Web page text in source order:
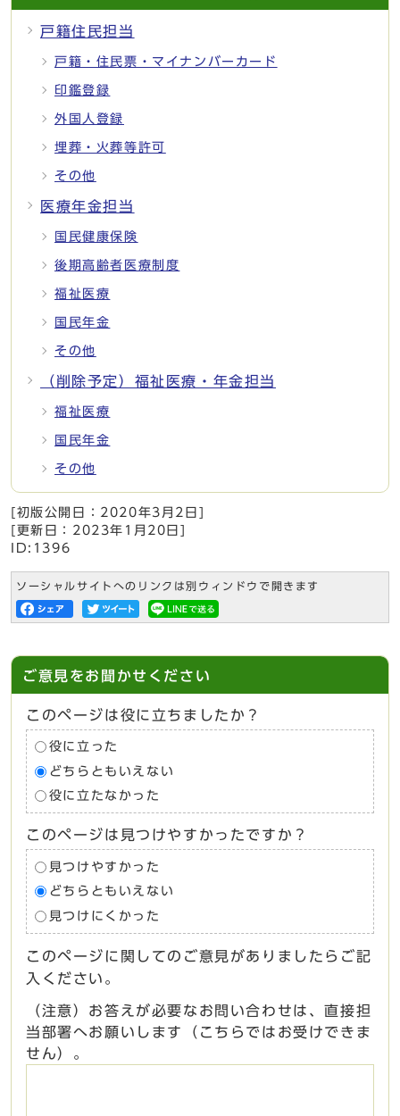
戸籍住民担当
戸籍・住民票・マイナンバーカード
印鑑登録
外国人登録
埋葬・火葬等許可
その他
医療年金担当
国民健康保険
後期高齢者医療制度
福祉医療
国民年金
その他
（削除予定）福祉医療・年金担当
福祉医療
国民年金
その他
[初版公開日： 2020年3月2日
[更新日： 2023年1月20日
ID:1396
ソーシャルサイトへのリンクは別ウィンドウで開きます
ご意見をお聞かせください
このページは役に立ちましたか？
役に立った
どちらともいえない
役に立たなかった
このページは見つけやすかったですか？
見つけやすかった
どちらともいえない
見つけにくかった
このページに関してのご意見がありましたらご記
入ください。
（注意）お答えが必要なお問い合わせは、直接担
当部署へお願いします（こちらではお受けできま
せん）。